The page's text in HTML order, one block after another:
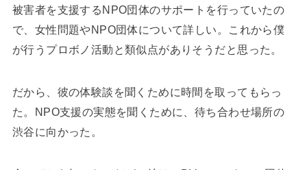
被害者を支援するNPO団体のサポートを行っていたの
で、女性問題やNPO団体について詳しい。これから僕
が行うプロボノ活動と類似点がありそうだと思った。
だから、彼の体験談を聞くために時間を取ってもらっ
た。NPO支援の実態を聞くために、待ち合わせ場所の
渋谷に向かった。